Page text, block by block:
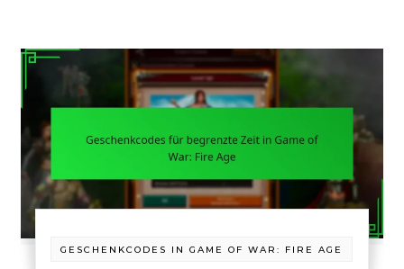
GESCHENKCODES IN GAME OF WAR: FIRE AGE